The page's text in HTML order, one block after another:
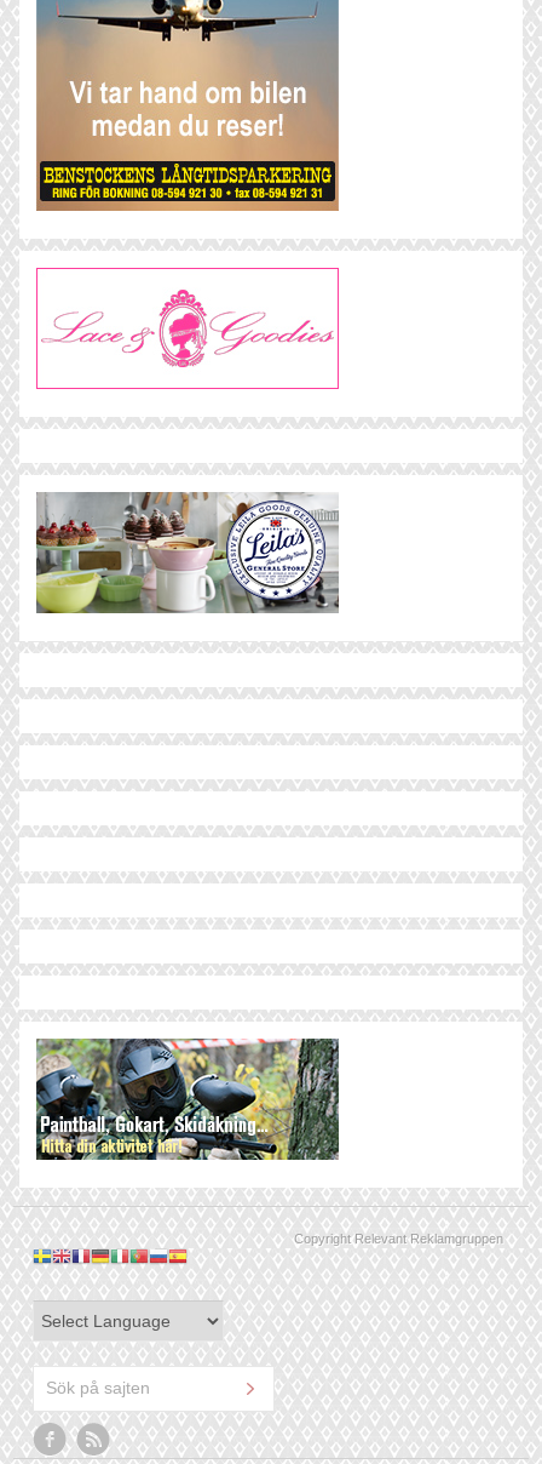
Copyright Relevant Reklamgruppen